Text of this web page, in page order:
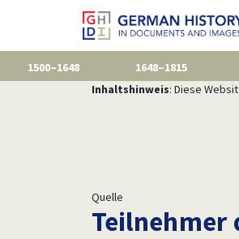
1500–1648 1648–1815
Inhaltshinweis: Diese
Quelle
Teilnehmer